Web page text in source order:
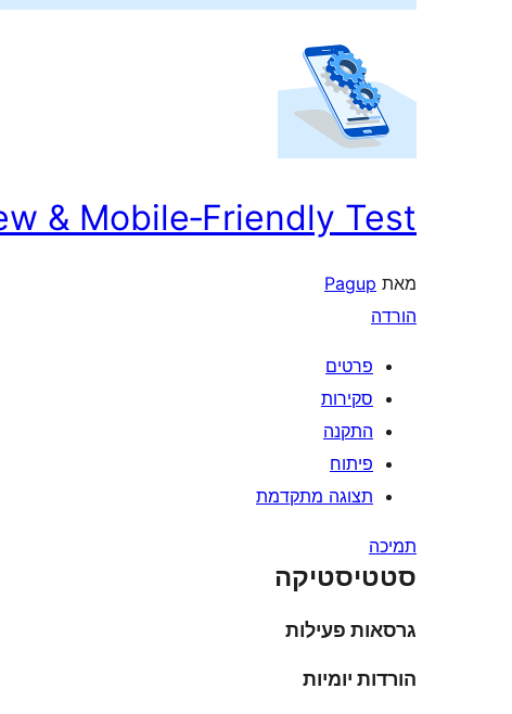
& Mobile‑Friendly Test
מאת Pagup
הורדה
פרטים
סקירות
התקנה
פיתוח
תצוגה מתקדמת
תמיכה
סטטיסטיקה
גרסאות פעילות
הורדות יומיות